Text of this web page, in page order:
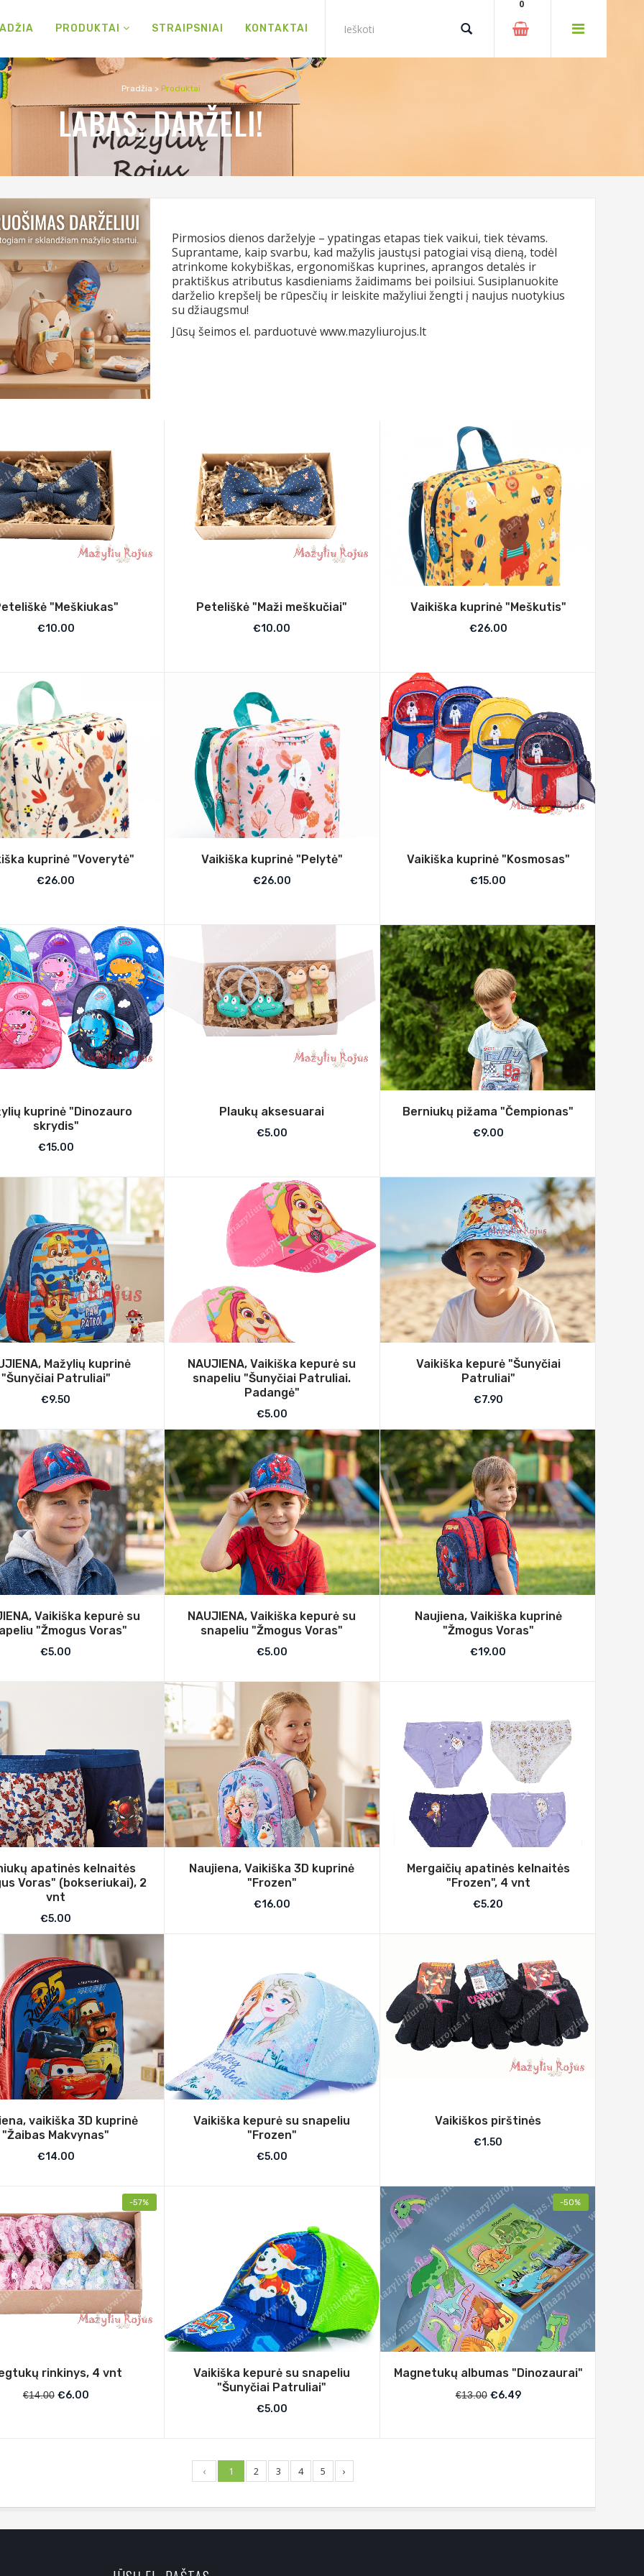
PRODUKTAI STRAIPSNIAI KONTAKTAI
0
Pradžia > Produktai
LABAS, DARŽELI!
Pirmosios dienos darželyje – ypatingas etapas tiek vaikui, tiek tėvams.
Suprantame, kaip svarbu, kad mažylis jaustųsi patogiai visą dieną, todėl
atrinkome kokybiškas, ergonomiškas kuprines, aprangos detalės ir
praktiškus atributus kasdieniams žaidimams bei poilsiui. Susiplanuokite
darželio krepšelį be rūpesčių ir leiskite mažyliui žengti į naujus nuotykius
su džiaugsmu!
Jūsų šeimos el. parduotuvėwww.mazyliurojus.lt
"Meškiukas"
€10.00
Peteliškė "Maži meškučiai"
€10.00
Vaikiška kuprinė "Meškutis"
€26.00
kuprinė "Voverytė"
€26.00
Vaikiška kuprinė "Pelytė"
€26.00
Vaikiška kuprinė "Kosmosas"
€15.00
kuprinė "Dinozauro
skrydis"
€15.00
Plaukų aksesuarai
€5.00
Berniukų pižama "Čempionas"
€9.00
Mažylių kuprinė
"Šunyčiai Patruliai"
€9.50
NAUJIENA, Vaikiška kepurė su
snapeliu "Šunyčiai Patruliai.
Padangė"
€5.00
Vaikiška kepurė "Šunyčiai
Patruliai"
€7.90
Vaikiška kepurė su
"Žmogus Voras"
€5.00
NAUJIENA, Vaikiška kepurė su
snapeliu "Žmogus Voras"
€5.00
Naujiena, Vaikiška kuprinė
"Žmogus Voras"
€19.00
apatinės kelnaitės
Voras" (bokseriukai), 2
vnt
€5.00
Naujiena, Vaikiška 3D kuprinė
"Frozen"
€16.00
Mergaičių apatinės kelnaitės
"Frozen", 4 vnt
€5.20
vaikiška 3D kuprinė
"Žaibas Makvynas"
€14.00
Vaikiška kepurė su snapeliu
"Frozen"
€5.00
Vaikiškos pirštinės
€1.50
-57%
rinkinys, 4 vnt
€14.00 €6.00
Vaikiška kepurė su snapeliu
"Šunyčiai Patruliai"
€5.00
-50%
Magnetukų albumas "Dinozaurai"
€13.00 €6.49
‹ 1 2 3 4 5 ›